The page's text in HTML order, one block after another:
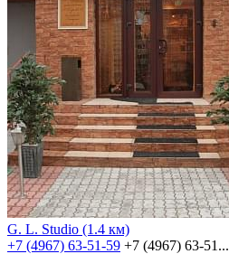
G. L. Studio (1.4 км)
+7 (4967) 63-51-59 +7 (4967) 63-51...